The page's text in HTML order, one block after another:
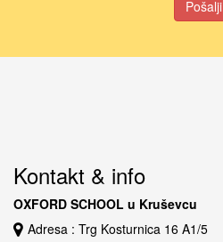
Pošalji
Kontakt & info
OXFORD SCHOOL u Kruševcu
Adresa : Trg Kosturnica 16 A1/5